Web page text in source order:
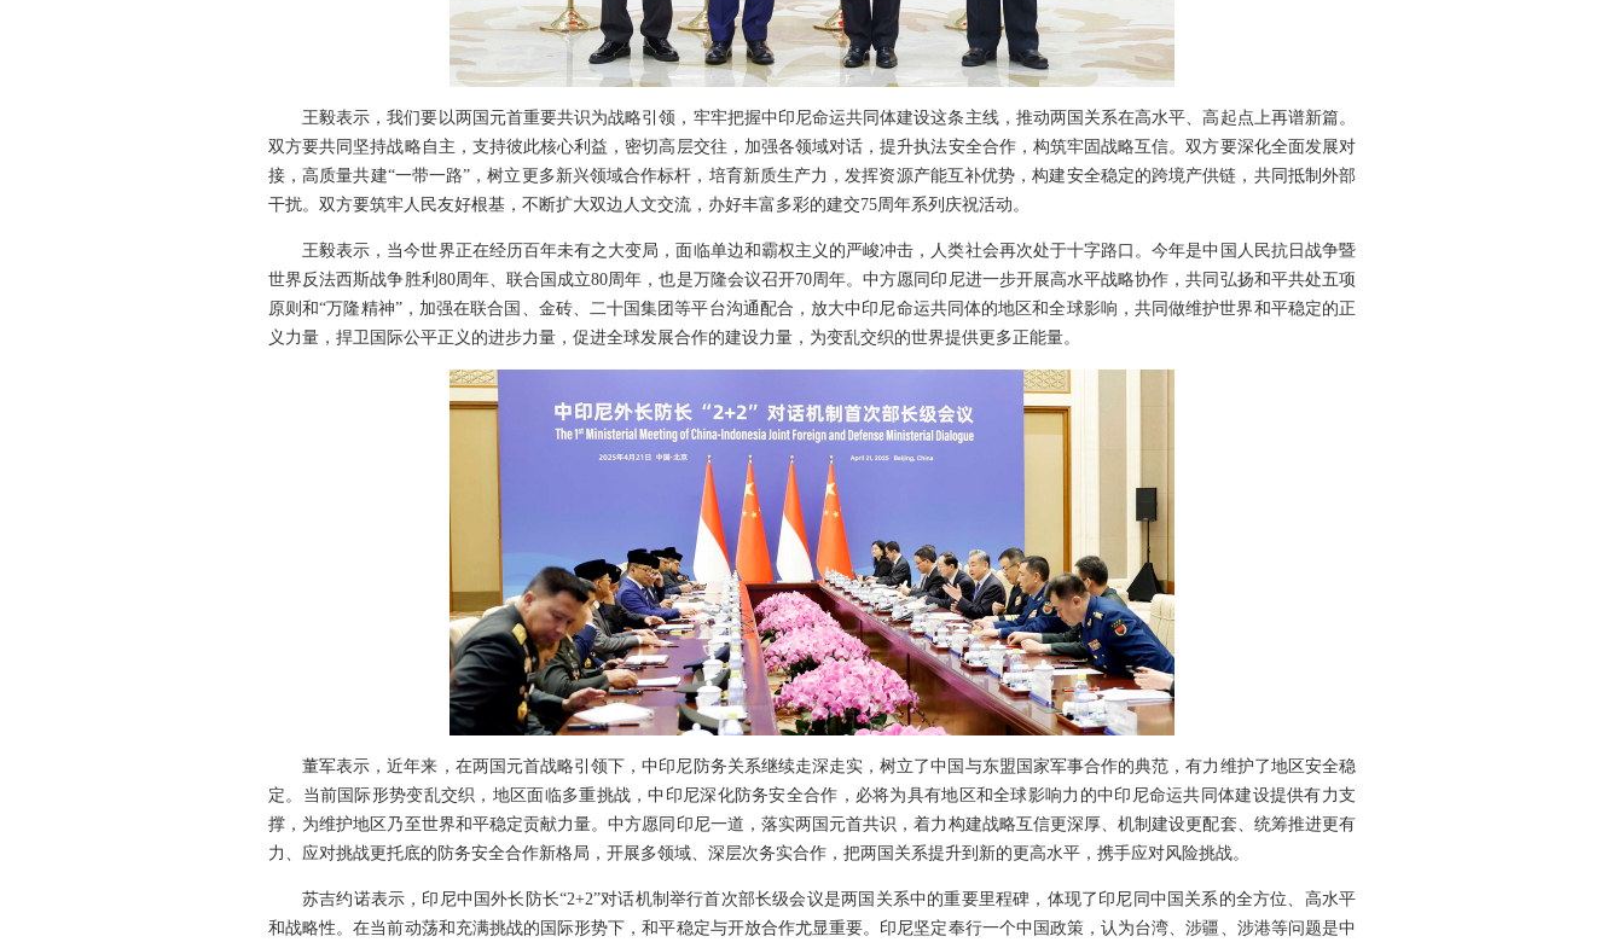
王毅表示，我们要以两国元首重要共识为战略引领，牢牢把握中印尼命运共同体建设这条主线，推动两国关系在高水平、高起点上再谱新篇。
双方要共同坚持战略自主，支持彼此核心利益，密切高层交往，加强各领域对话，提升执法安全合作，构筑牢固战略互信。双方要深化全面发展对
接，高质量共建“一带一路”，树立更多新兴领域合作标杆，培育新质生产力，发挥资源产能互补优势，构建安全稳定的跨境产供链，共同抵制外部
干扰。双方要筑牢人民友好根基，不断扩大双边人文交流，办好丰富多彩的建交75周年系列庆祝活动。
王毅表示，当今世界正在经历百年未有之大变局，面临单边和霸权主义的严峻冲击，人类社会再次处于十字路口。今年是中国人民抗日战争暨
世界反法西斯战争胜利80周年、联合国成立80周年，也是万隆会议召开70周年。中方愿同印尼进一步开展高水平战略协作，共同弘扬和平共处五项
原则和“万隆精神”，加强在联合国、金砖、二十国集团等平台沟通配合，放大中印尼命运共同体的地区和全球影响，共同做维护世界和平稳定的正
义力量，捍卫国际公平正义的进步力量，促进全球发展合作的建设力量，为变乱交织的世界提供更多正能量。
董军表示，近年来，在两国元首战略引领下，中印尼防务关系继续走深走实，树立了中国与东盟国家军事合作的典范，有力维护了地区安全稳
定。当前国际形势变乱交织，地区面临多重挑战，中印尼深化防务安全合作，必将为具有地区和全球影响力的中印尼命运共同体建设提供有力支
撑，为维护地区乃至世界和平稳定贡献力量。中方愿同印尼一道，落实两国元首共识，着力构建战略互信更深厚、机制建设更配套、统筹推进更有
力、应对挑战更托底的防务安全合作新格局，开展多领域、深层次务实合作，把两国关系提升到新的更高水平，携手应对风险挑战。
苏吉约诺表示，印尼中国外长防长“2+2”对话机制举行首次部长级会议是两国关系中的重要里程碑，体现了印尼同中国关系的全方位、高水平
和战略性。在当前动荡和充满挑战的国际形势下，和平稳定与开放合作尤显重要。印尼坚定奉行一个中国政策，认为台湾、涉疆、涉港等问题是中